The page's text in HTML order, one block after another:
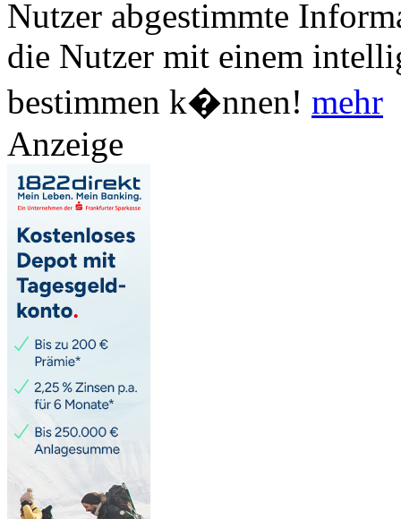
Nutzer abgestimmte
die Nutzer mit einem
bestimmen k�nnen! mehr
Anzeige